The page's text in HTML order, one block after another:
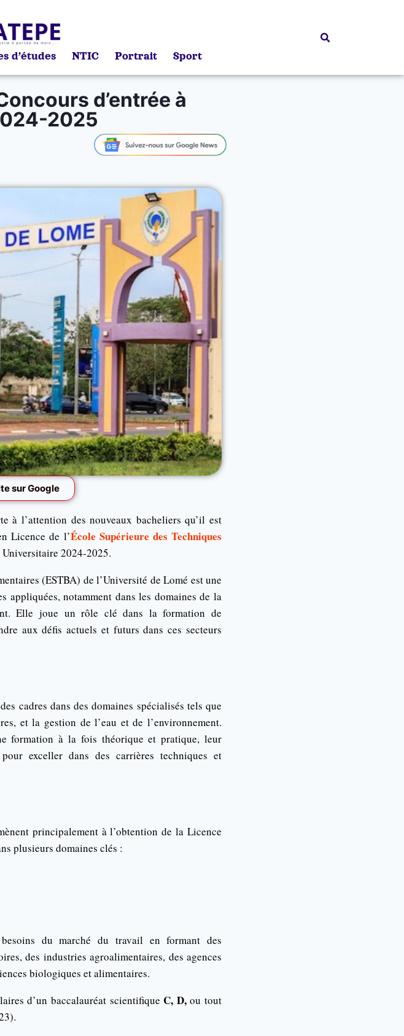
d’études NTIC Portrait Sport
d’entrée à
2025
sur Google
à l’attention des nouveaux bacheliers qu’il est
Licence de l’École Supérieure des Techniques
Universitaire 2024-2025.
(ESTBA) de l’Université de Lomé est une
notamment dans les domaines de la
Elle joue un rôle clé dans la formation de
aux défis actuels et futurs dans ces secteurs
cadres dans des domaines spécialisés tels que
et la gestion de l’eau et de l’environnement.
formation à la fois théorique et pratique, leur
exceller dans des carrières techniques et
principalement à l’obtention de la Licence
plusieurs domaines clés :
du marché du travail en formant des
des industries agroalimentaires, des agences
biologiques et alimentaires.
d’un baccalauréat scientifiqueC, D,ou tout